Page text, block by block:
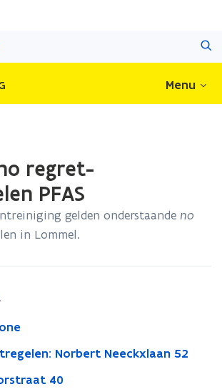
gaan
Menu
regret-
PFAS
gelden onderstaande no
in Lommel.
Norbert Neeckxlaan 52
40